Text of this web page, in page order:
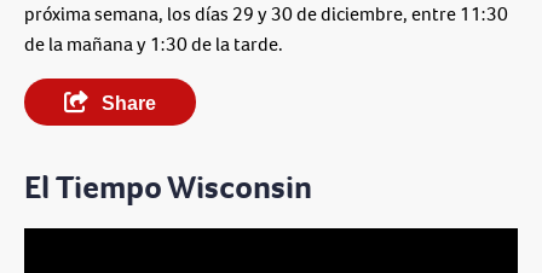
próxima semana, los días 29 y 30 de diciembre, entre 11:30
de la mañana y 1:30 de la tarde.
Share
El Tiempo Wisconsin